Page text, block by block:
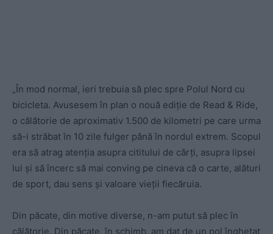
„În mod normal, ieri trebuia să plec spre Polul Nord cu
bicicleta. Avusesem în plan o nouă ediție de Read & Ride,
o călătorie de aproximativ 1.500 de kilometri pe care urma
să-i străbat în 10 zile fulger până în nordul extrem. Scopul
era să atrag atenția asupra cititului de cărți, asupra lipsei
lui și să încerc să mai conving pe cineva că o carte, alături
de sport, dau sens și valoare vieții fiecăruia.
Din păcate, din motive diverse, n-am putut să plec în
călătorie. Din păcate, în schimb, am dat de un pol înghețat